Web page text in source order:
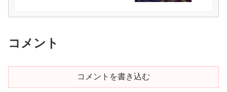
コメント
コメントを書き込む